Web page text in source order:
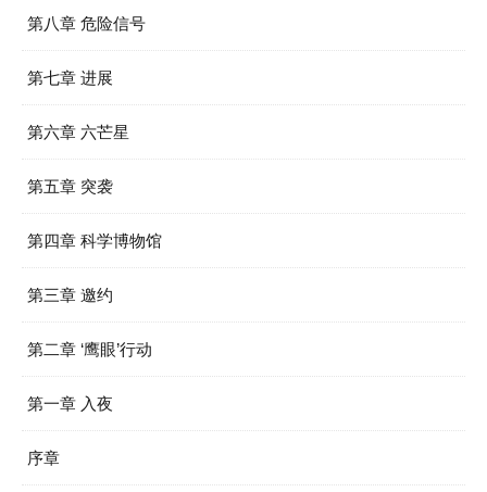
第八章 危险信号
第七章 进展
第六章 六芒星
第五章 突袭
第四章 科学博物馆
第三章 邀约
第二章 ‘鹰眼’行动
第一章 入夜
序章